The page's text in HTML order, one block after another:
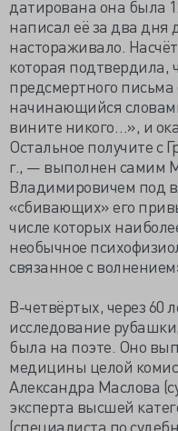
датирована она была
написал её за два дня
настораживало. Насчёт
которая подтвердила,
предсмертного
начинающийся
вините никого…», и
Остальное получите с
г., — выполнен самим
Владимировичем под
«сбивающих» его
числе которых
необычное
связанное с
В-четвёртых, через 60
исследование
была на поэте. Оно
медицины целой
Александра Маслова
эксперта высшей
(специалиста по